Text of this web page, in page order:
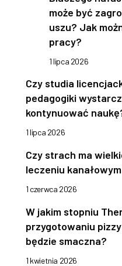
może być
uszu? Jak
pracy?
1 lipca 2026
Czy studia
pedagogiki
kontynuować
1 lipca 2026
Czy strach ma
leczeniu
1 czerwca 2026
W jakim stopniu
przygotowaniu
będzie smaczna?
1 kwietnia 2026